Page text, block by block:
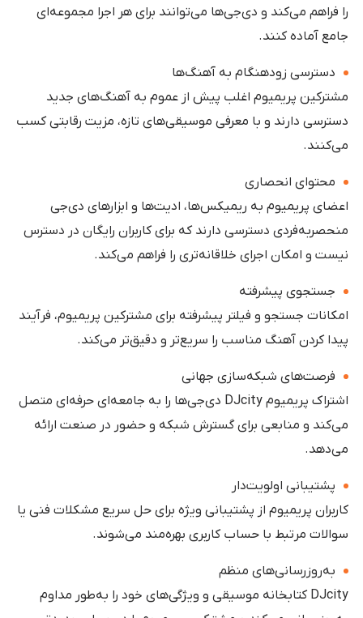
را فراهم می‌کند و دی‌جی‌ها می‌توانند برای هر اجرا مجموعه‌ای
جامع آماده کنند.
دسترسی زودهنگام به آهنگ‌ها
مشترکین پریمیوم اغلب پیش از عموم به آهنگ‌های جدید
دسترسی دارند و با معرفی موسیقی‌های تازه، مزیت رقابتی کسب
می‌کنند.
محتوای انحصاری
اعضای پریمیوم به ریمیکس‌ها، ادیت‌ها و ابزارهای دی‌جی
منحصربه‌فردی دسترسی دارند که برای کاربران رایگان در دسترس
نیست و امکان اجرای خلاقانه‌تری را فراهم می‌کند.
جستجوی پیشرفته
امکانات جستجو و فیلتر پیشرفته برای مشترکین پریمیوم، فرآیند
پیدا کردن آهنگ مناسب را سریع‌تر و دقیق‌تر می‌کند.
فرصت‌های شبکه‌سازی جهانی
اشتراک پریمیوم DJcity دی‌جی‌ها را به جامعه‌ای حرفه‌ای متصل
می‌کند و منابعی برای گسترش شبکه و حضور در صنعت ارائه
می‌دهد.
پشتیبانی اولویت‌دار
کاربران پریمیوم از پشتیبانی ویژه برای حل سریع مشکلات فنی یا
سوالات مرتبط با حساب کاربری بهره‌مند می‌شوند.
به‌روزرسانی‌های منظم
DJcity کتابخانه موسیقی و ویژگی‌های خود را به‌طور مداوم